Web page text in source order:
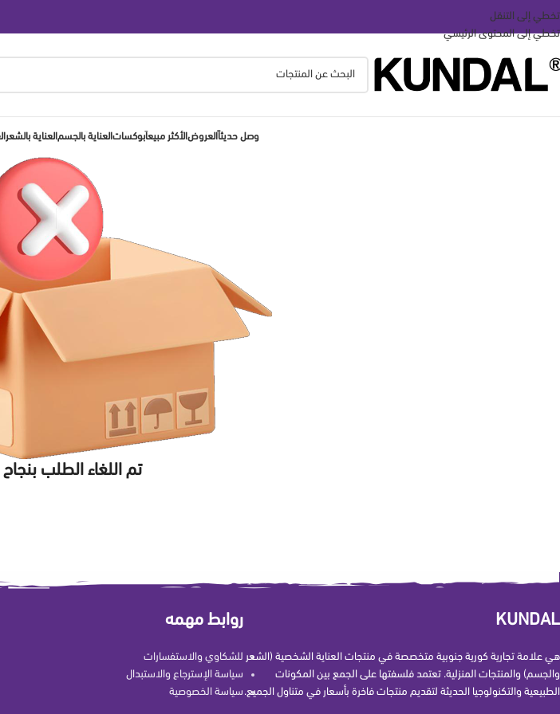
تخطي إلى التنقل
تخطي إلى المحتوى الرئيسي
وصل حديثاً العروض الأكثر مبيعاَبوكسات العناية بالجسم العناية بالشعر
تم اللغاء الطلب بنجاح
KUNDAL
هي علامة تجارية كورية جنوبية متخصصة في منتجات العناية الشخصية (الشعر
والجسم) والمنتجات المنزلية. تعتمد فلسفتها على الجمع بين المكونات
الطبيعية والتكنولوجيا الحديثة لتقديم منتجات فاخرة بأسعار في متناول الجميع.
روابط مهمه
للشكاوي والاستفسارات
سياسة الإسترجاع والاستبدال
سياسة الخصوصية